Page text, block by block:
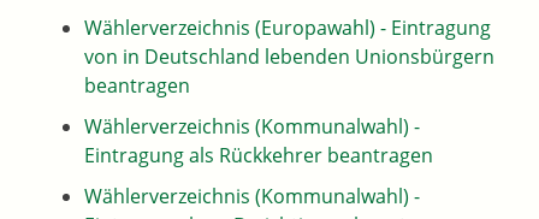
Wählerverzeichnis (Europawahl) - Eintragung
von in Deutschland lebenden Unionsbürgern
beantragen
Wählerverzeichnis (Kommunalwahl) -
Eintragung als Rückkehrer beantragen
Wählerverzeichnis (Kommunalwahl) -